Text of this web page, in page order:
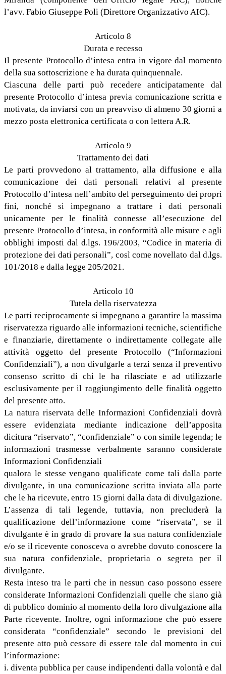
l’avv. Fabio Giuseppe Poli (Direttore Organizzativo AIC).
Articolo 8
Durata e recesso
Il presente Protocollo d’intesa entra in vigore dal momento
della sua sottoscrizione e ha durata quinquennale.
Ciascuna delle parti può recedere anticipatamente dal
presente Protocollo d’intesa previa comunicazione scritta e
motivata, da inviarsi con un preavviso di almeno 30 giorni a
mezzo posta elettronica certificata o con lettera A.R.
Articolo 9
Trattamento dei dati
Le parti provvedono al trattamento, alla diffusione e alla
comunicazione dei dati personali relativi al presente
Protocollo d’intesa nell’ambito del perseguimento dei propri
fini, nonché si impegnano a trattare i dati personali
unicamente per le finalità connesse all’esecuzione del
presente Protocollo d’intesa, in conformità alle misure e agli
obblighi imposti dal d.lgs. 196/2003, “Codice in materia di
protezione dei dati personali”, così come novellato dal d.lgs.
101/2018 e dalla legge 205/2021.
Articolo 10
Tutela della riservatezza
Le parti reciprocamente si impegnano a garantire la massima
riservatezza riguardo alle informazioni tecniche, scientifiche
e finanziarie, direttamente o indirettamente collegate alle
attività oggetto del presente Protocollo (“Informazioni
Confidenziali”), a non divulgarle a terzi senza il preventivo
consenso scritto di chi le ha rilasciate e ad utilizzarle
esclusivamente per il raggiungimento delle finalità oggetto
del presente atto.
La natura riservata delle Informazioni Confidenziali dovrà
essere evidenziata mediante indicazione dell’apposita
dicitura “riservato”, “confidenziale” o con simile legenda; le
informazioni trasmesse verbalmente saranno considerate
Informazioni Confidenziali
qualora le stesse vengano qualificate come tali dalla parte
divulgante, in una comunicazione scritta inviata alla parte
che le ha ricevute, entro 15 giorni dalla data di divulgazione.
L’assenza di tali legende, tuttavia, non precluderà la
qualificazione dell’informazione come “riservata”, se il
divulgante è in grado di provare la sua natura confidenziale
e/o se il ricevente conosceva o avrebbe dovuto conoscere la
sua natura confidenziale, proprietaria o segreta per il
divulgante.
Resta inteso tra le parti che in nessun caso possono essere
considerate Informazioni Confidenziali quelle che siano già
di pubblico dominio al momento della loro divulgazione alla
Parte ricevente. Inoltre, ogni informazione che può essere
considerata “confidenziale” secondo le previsioni del
presente atto può cessare di essere tale dal momento in cui
l’informazione:
i. diventa pubblica per cause indipendenti dalla volontà e dal